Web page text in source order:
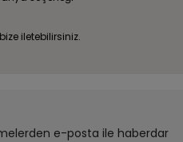
iletebilirsiniz.
e-posta ile haberdar